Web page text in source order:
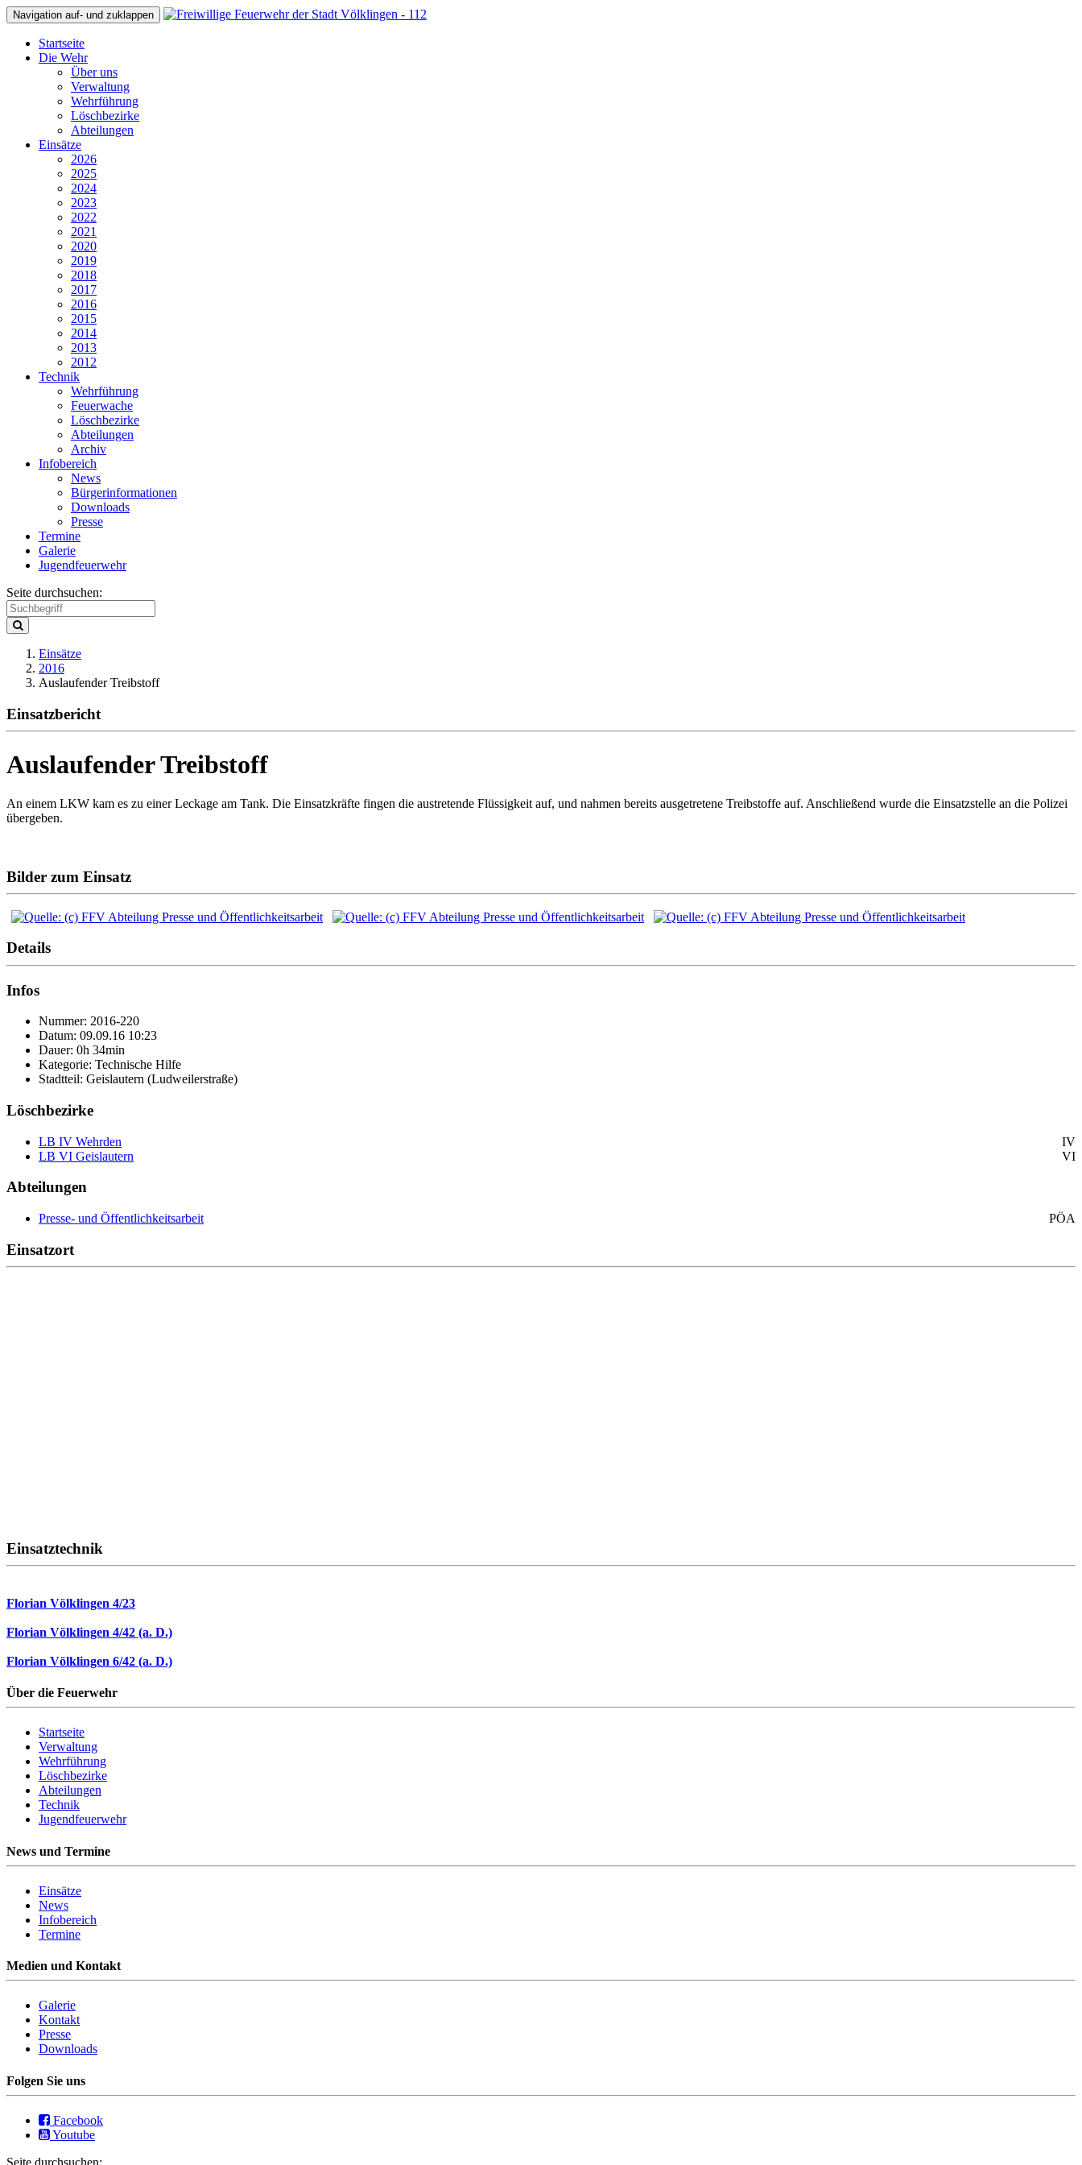
Navigation auf- und zuklappen
Startseite
Die Wehr
Über uns
Verwaltung
Wehrführung
Löschbezirke
Abteilungen
Einsätze
2026
2025
2024
2023
2022
2021
2020
2019
2018
2017
2016
2015
2014
2013
2012
Technik
Wehrführung
Feuerwache
Löschbezirke
Abteilungen
Archiv
Infobereich
News
Bürgerinformationen
Downloads
Presse
Termine
Galerie
Jugendfeuerwehr
Seite durchsuchen:
Einsätze
2016
Auslaufender Treibstoff
Einsatzbericht
Auslaufender Treibstoff
An einem LKW kam es zu einer Leckage am Tank. Die Einsatzkräfte fingen die austretende Flüssigkeit auf, und nahmen bereits ausgetretene Treibstoffe auf. Anschließend wurde die Einsatzstelle an die Polizei
übergeben.
Bilder zum Einsatz
Details
Infos
Nummer: 2016-220
Datum: 09.09.16 10:23
Dauer: 0h 34min
Kategorie: Technische Hilfe
Stadtteil: Geislautern (Ludweilerstraße)
Löschbezirke
LB IV Wehrden
IV
LB VI Geislautern
VI
Abteilungen
Presse- und Öffentlichkeitsarbeit PÖA
Einsatzort
Einsatztechnik
Florian Völklingen 4/23
Florian Völklingen 4/42 (a. D.)
Florian Völklingen 6/42 (a. D.)
Über die Feuerwehr
Startseite
Verwaltung
Wehrführung
Löschbezirke
Abteilungen
Technik
Jugendfeuerwehr
News und Termine
Einsätze
News
Infobereich
Termine
Medien und Kontakt
Galerie
Kontakt
Presse
Downloads
Folgen Sie uns
Facebook
Youtube
Seite durchsuchen: